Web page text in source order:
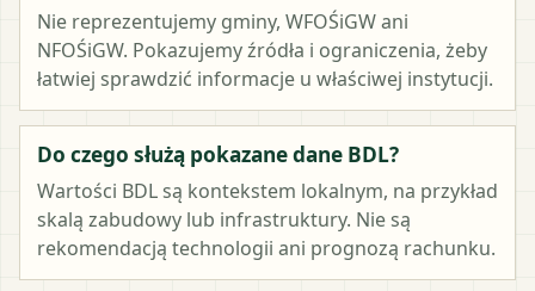
Nie reprezentujemy gminy, WFOŚiGW ani
NFOŚiGW. Pokazujemy źródła i ograniczenia, żeby
łatwiej sprawdzić informacje u właściwej instytucji.
Do czego służą pokazane dane BDL?
Wartości BDL są kontekstem lokalnym, na przykład
skalą zabudowy lub infrastruktury. Nie są
rekomendacją technologii ani prognozą rachunku.